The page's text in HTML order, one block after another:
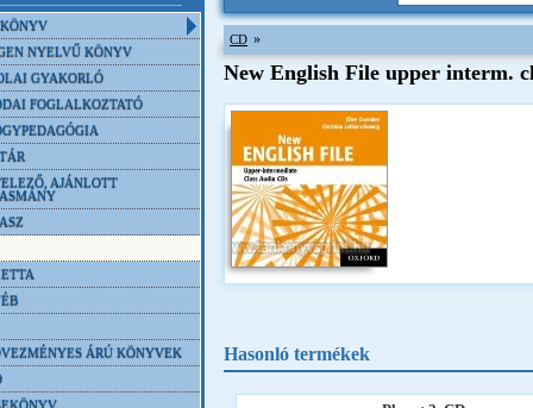
NYELVŰ KÖNYV
GYAKORLÓ
FOGLALKOZTATÓ
AJÁNLOTT
ÁRÚ KÖNYVEK
CD »
New English File upper interm.
Hasonló termékek